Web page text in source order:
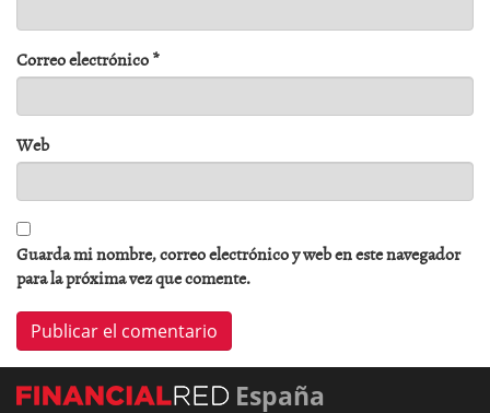
Correo electrónico*
Web
Guarda mi nombre, correo electrónico y web en este navegador
para la próxima vez que comente.
España